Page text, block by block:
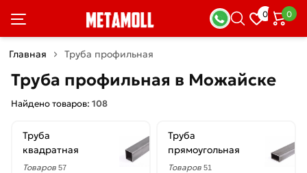
0 0
Главная Труба профильная
Труба профильная в Можайске
Найдено товаров: 108
Труба
квадратная
Товаров 57
Труба
прямоугольная
Товаров 51
Фильтры
×
скидкой
Цена
руб.